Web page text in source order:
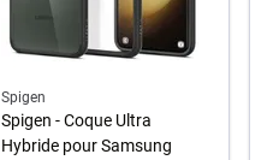
Spigen
Spigen - Coque Ultra
Hybride pour Samsung